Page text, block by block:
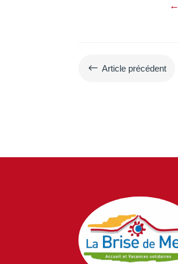
←
# Article précédent